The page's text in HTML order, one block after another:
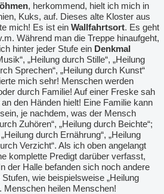
, herkommend, hielt ich mich in
Kuks, auf. Dieses alte Kloster aus
mich! Es ist ein Wallfahrtsort. Es geht
Während man die Treppe hinaufgeht,
hinter jeder Stufe ein Denkmal
„Heilung durch Stille“, „Heilung
Sprechen“, „Heilung durch Kunst“
mich sehr! Menschen werden
durch Familie! Auf einer Freske sah
den Händen hielt! Eine Familie kann
sein, je nachdem, was der Mensch
Zuhören“, „Heilung durch Beichte“;
durch Ernährung“, „Heilung
Verzicht“. Als ich oben angelangt
komplette Predigt darüber verfasst,
der Halle befanden sich noch andere
wie beispielsweise „Heilung
Menschen heilen Menschen!